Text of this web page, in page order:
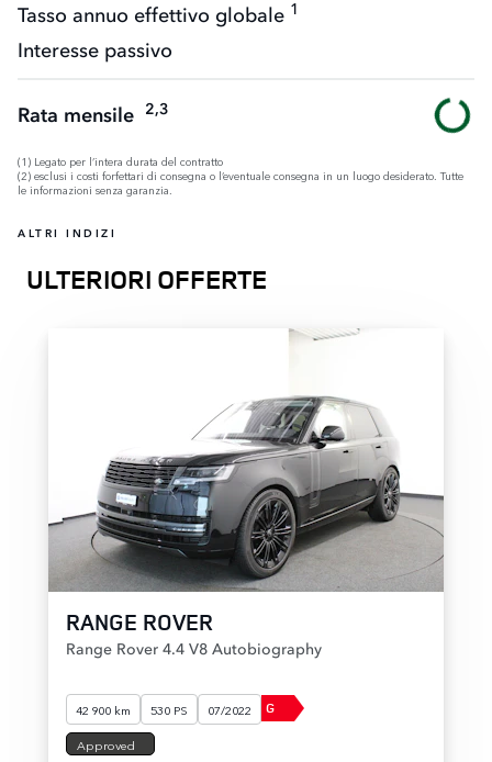
Tasso annuo effettivo globale 1
Interesse passivo
Rata mensile 2,3
(1) Legato per l’intera durata del contratto
(2) esclusi i costi forfettari di consegna o l’eventuale consegna in un luogo desiderato. Tutte
le informazioni senza garanzia.
ALTRI INDIZI
ULTERIORI OFFERTE
RANGE ROVER
Range Rover 4.4 V8 Autobiography
42 900 km 530 PS 07/2022 G
Approved